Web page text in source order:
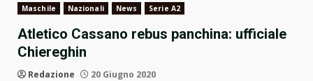
Maschile Nazionali News Serie A2
Atletico Cassano rebus panchina: ufficiale
Chiereghin
Redazione 20 Giugno 2020